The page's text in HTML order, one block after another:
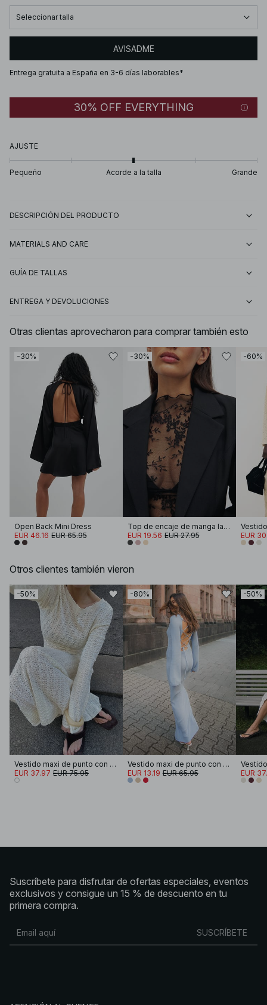
Seleccionar talla
AVISADME
Entrega gratuita a España en 3-6 días laborables*
30% OFF EVERYTHING
AJUSTE
Pequeño Acorde a la talla Grande
DESCRIPCIÓN DEL PRODUCTO
MATERIALS AND CARE
GUÍA DE TALLAS
ENTREGA Y DEVOLUCIONES
Otras clientas aprovecharon para comprar también esto
-30%
Open Back Mini Dress
EUR 46.16 EUR 65.95
-30%
Top de encaje de manga larga
EUR 19.56 EUR 27.95
-60%
EUR
Otros clientes también vieron
-50%
Vestido maxi de punto con escote pronunciado en la espalda
EUR 37.97 EUR 75.95
-80%
Vestido maxi de punto con detalle de encaje y espalda abierta
EUR 13.19 EUR 65.95
-50%
EUR
Suscríbete para disfrutar de ofertas especiales, eventos
exclusivos y consigue un 15 % de descuento en tu
primera compra.
SUSCRÍBETE